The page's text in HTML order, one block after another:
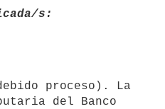
s:
del Banco